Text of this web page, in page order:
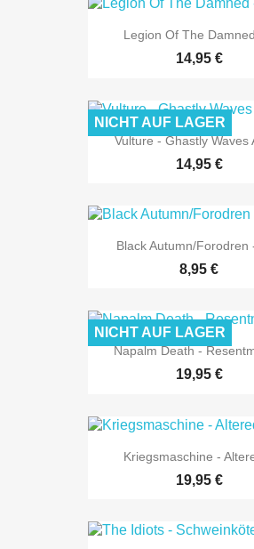
Legion Of The
14,95 €
Vulture - Ghastly Waves
14,95 €
NICHT AUF LAGER
Black Autumn/Forodren -
8,95 €
Napalm Death -
19,95 €
NICHT AUF LAGER
Kriegsmaschine -
19,95 €